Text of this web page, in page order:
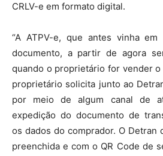
CRLV-e em formato digital.
“A ATPV-e, que antes vinha
documento, a partir de agora
quando o proprietário for vender o
proprietário solicita junto ao
por meio de algum canal de
expedição do documento de
os dados do comprador. O Detran
preenchida e com o QR Code de